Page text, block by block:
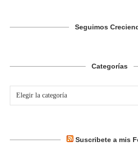
Seguimos
Categorías
Suscribete a mis